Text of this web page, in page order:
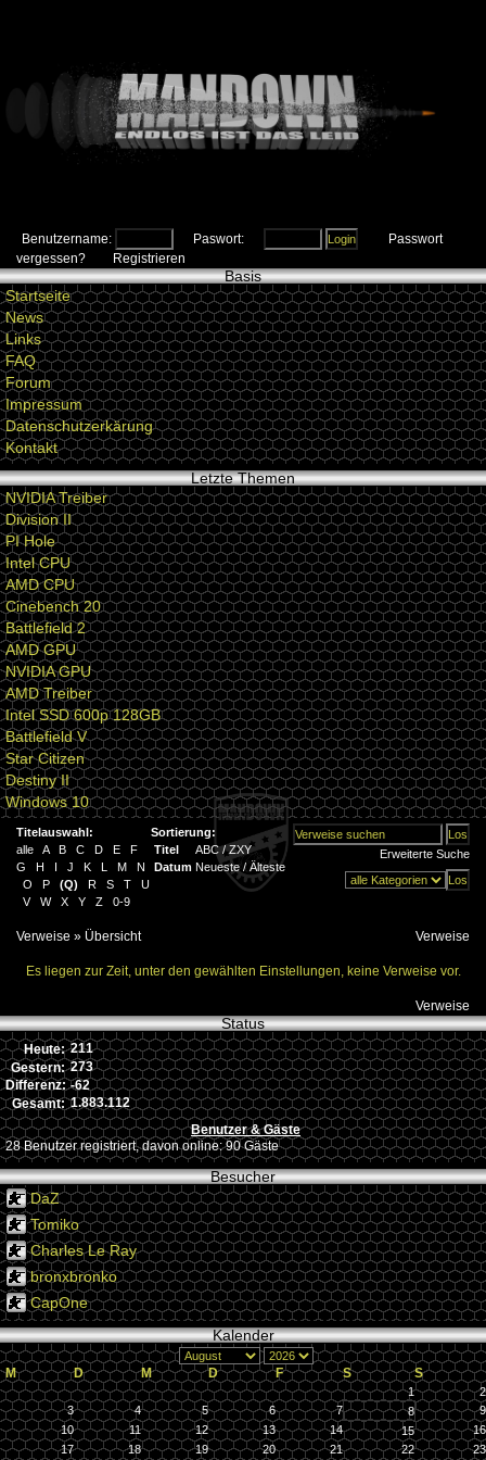
Benutzername: Paswort:
Passwort
vergessen?
Registrieren
Basis
Startseite
News
Links
FAQ
Forum
Impressum
Datenschutzerkärung
Kontakt
Letzte Themen
NVIDIA Treiber
Division II
PI Hole
Intel CPU
AMD CPU
Cinebench 20
Battlefield 2
AMD GPU
NVIDIA GPU
AMD Treiber
Intel SSD 600p 128GB
Battlefield V
Star Citizen
Destiny II
Windows 10
Titelauswahl:
alle
A B C D E
F
G
H I J K L M
N
O
P (Q) R S T
U
V
W X Y Z 0-9
Sortierung:
Titel
ABC/ZXY
Datum Neueste / Älteste
Erweiterte Suche
Verweise » Übersicht Verweise
Es liegen zur Zeit, unter den gewählten Einstellungen, keine Verweise vor.
Verweise
Status
Heute: 211
Gestern: 273
Differenz: -62
Gesamt: 1.883.112
Benutzer & Gäste
28 Benutzer registriert, davon online: 90 Gäste
Besucher
DaZ
Tomiko
Charles Le Ray
bronxbronko
CapOne
Kalender
M D M D F S S
1
2
3
4 5 6 7 8
9
10
11 12 13 14 15
16
17
18 19 20 21 22 23